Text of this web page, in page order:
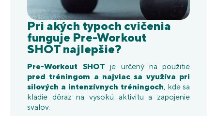
Pri akých typoch cvičenia
funguje Pre-Workout
SHOT najlepšie?
Pre-Workout SHOT je určený na použitie
pred tréningom a najviac sa využíva pri
silových a intenzívnych tréningoch, kde sa
kladie dôraz na vysokú aktivitu a zapojenie
svalov.